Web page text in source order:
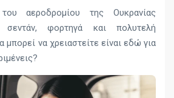
αεροδρομίου της Ουκρανίας
σεντάν, φορτηγά και πολυτελή
μπορεί να χρειαστείτε είναι εδώ για